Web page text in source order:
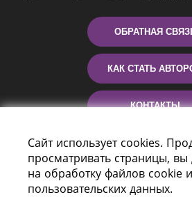
ОБРАТНАЯ
КАК СТАТЬ
КОНТАКТЫ
ПОМОЩЬ
Сайт использует cookies.
просматривать страницы, вы
на обработку файлов cookie и
пользовательских данных.